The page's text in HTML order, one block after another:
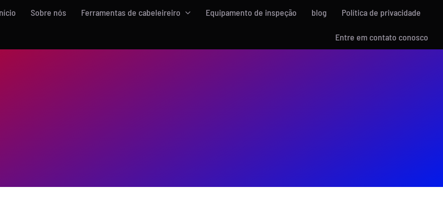
Sobre nós Ferramentas de cabeleireiro Equipamento de inspeção blog Política de privacidade
Entre em contato conosco